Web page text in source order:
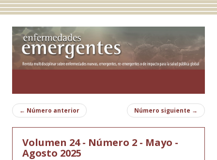
← Número anterior Número siguiente →
Volumen 24 - Número 2 - Mayo -
Agosto 2025